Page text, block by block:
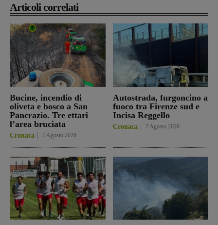
Articoli correlati
Bucine, incendio di
oliveta e bosco a San
Pancrazio. Tre ettari
l’area bruciata
Cronaca 7 Agosto 2026
Autostrada, furgoncino a
fuoco tra Firenze sud e
Incisa Reggello
Cronaca 7 Agosto 2026